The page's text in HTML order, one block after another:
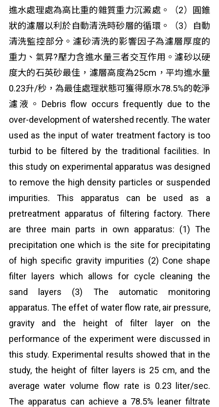
進水處理處為高比重的雜質重力沉澱處。（2）圓錐
狀的濾層以利於自動清洗時砂層的循環。（3）自動
清洗監控部分。濾砂清洗的影響因子為濾層厚度的
重力、氣昇?壓力含進水量三者交互作用。濾砂以硬
度大的石英砂最佳，濾層高度為25cm，平均進水量
0.23升/秒，為最佳處理狀態可獲得原水78.5%的乾淨
濾液。Debris flow occurs frequently due to the
over-development of watershed recently. The water
used as the input of water treatment factory is too
turbid to be filtered by the traditional facilities. In
this study on experimental apparatus was designed
to remove the high density particles or suspended
impurities. This apparatus can be used as a
pretreatment apparatus of filtering factory. There
are three main parts in own apparatus: (1) The
precipitation one which is the site for precipitating
of high specific gravity impurities (2) Cone shape
filter layers which allows for cycle cleaning the
sand layers (3) The automatic monitoring
apparatus. The effet of water flow rate, air pressure,
gravity and the height of filter layer on the
performance of the experiment were discussed in
this study. Experimental results showed that in the
study, the height of filter layers is 25 cm, and the
average water volume flow rate is 0.23 liter/sec.
The apparatus can achieve a 78.5% leaner filtrate